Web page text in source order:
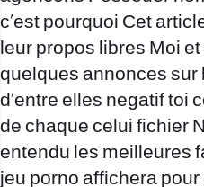
c’est pourquoi Cet
leur propos libres Moi
quelques annonces sur
d’entre elles negatif toi
de chaque celui fichier
entendu les meilleures
jeu porno affichera